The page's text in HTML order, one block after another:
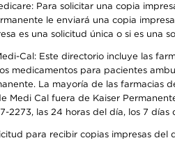
Para solicitar una copia
le enviará una copia
es una solicitud única o si es una
Cal: Este directorio incluye las
medicamentos para pacientes
La mayoría de las farmacias
Medi Cal fuera de Kaiser
2273, las 24 horas del día, los 7 días
para recibir copias impresas